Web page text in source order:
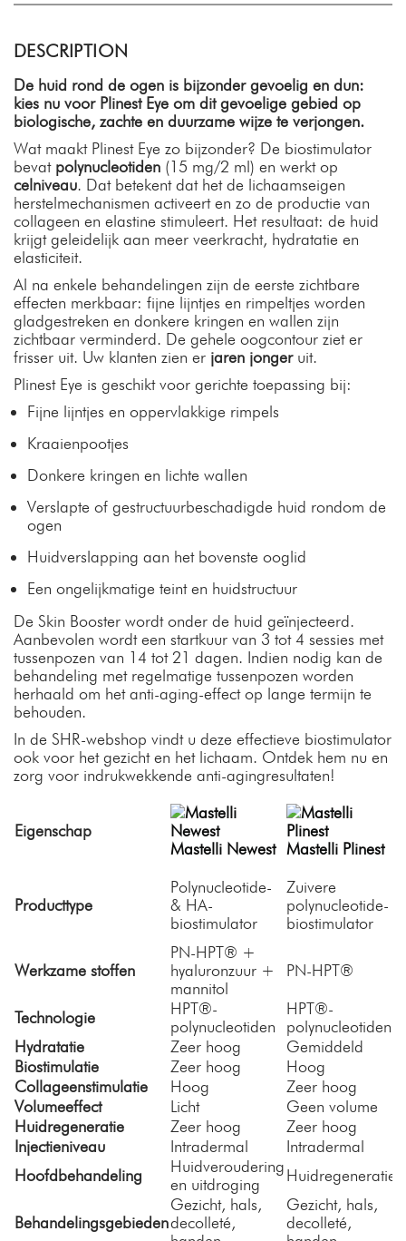
DESCRIPTION
De huid rond de ogen is bijzonder gevoelig en dun:
kies nu voor Plinest Eye om dit gevoelige gebied op
biologische, zachte en duurzame wijze te verjongen.
Wat maakt Plinest Eye zo bijzonder? De biostimulator
bevat polynucleotiden (15 mg/2 ml) en werkt op
celniveau. Dat betekent dat het de lichaamseigen
herstelmechanismen activeert en zo de productie van
collageen en elastine stimuleert. Het resultaat: de huid
krijgt geleidelijk aan meer veerkracht, hydratatie en
elasticiteit.
Al na enkele behandelingen zijn de eerste zichtbare
effecten merkbaar: fijne lijntjes en rimpeltjes worden
gladgestreken en donkere kringen en wallen zijn
zichtbaar verminderd. De gehele oogcontour ziet er
frisser uit. Uw klanten zien er jaren jongeruit.
Plinest Eye is geschikt voor gerichte toepassing bij:
Fijne lijntjes en oppervlakkige rimpels
Kraaienpootjes
Donkere kringen en lichte wallen
Verslapte of gestructuurbeschadigde huid rondom de
ogen
Huidverslapping aan het bovenste ooglid
Een ongelijkmatige teint en huidstructuur
De Skin Booster wordt onder de huid geïnjecteerd.
Aanbevolen wordt een startkuur van 3 tot 4 sessies met
tussenpozen van 14 tot 21 dagen. Indien nodig kan de
behandeling met regelmatige tussenpozen worden
herhaald om het anti-aging-effect op lange termijn te
behouden.
In de SHR-webshop vindt u deze effectieve biostimulator
ook voor het gezicht en het lichaam. Ontdek hem nu en
zorg voor indrukwekkende anti-agingresultaten!
Eigenschap
Mastelli Newest
Mastelli Plinest
Producttype
Polynucleotide-
& HA-
biostimulator
Zuivere
polynucleotide-
biostimulator
Werkzame stoffen
PN-HPT® +
hyaluronzuur +
mannitol
PN-HPT®
Technologie
HPT®-
polynucleotiden
HPT®-
polynucleotiden
Hydratatie
Zeer hoog Gemiddeld
Biostimulatie
Zeer hoog Hoog
Collageenstimulatie
Hoog Zeer hoog
Volumeeffect
Licht Geen volume
Huidregeneratie
Zeer hoog Zeer hoog
Injectieniveau
Intradermal Intradermal
Hoofdbehandeling
Huidveroudering
en uitdroging
Huidregeneratie
Behandelingsgebieden
Gezicht, hals,
decolleté,
Gezicht, hals,
decolleté,